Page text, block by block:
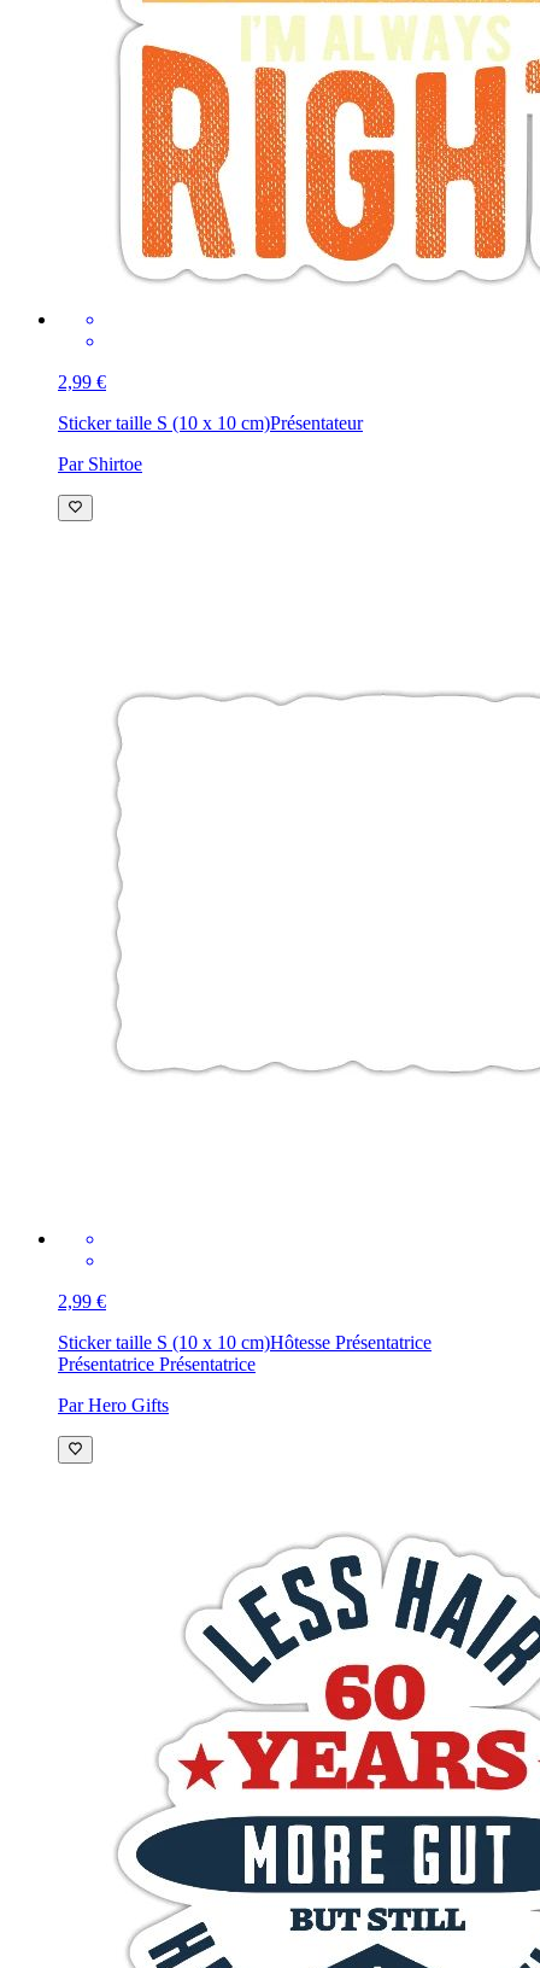
2,99 €
Sticker taille S (10 x 10 cm)Présentateur
Par Shirtoe
2,99 €
Sticker taille S (10 x 10 cm)Hôtesse Présentatrice
Présentatrice Présentatrice
Par Hero Gifts